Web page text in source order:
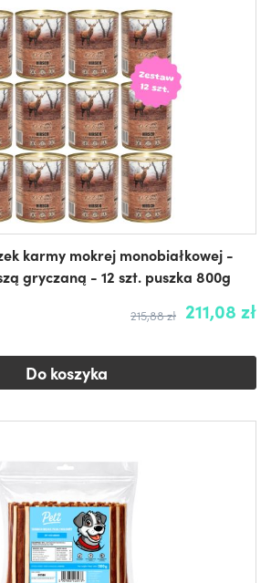
karmy mokrej monobiałkowej -
gryczaną - 12 szt. puszka 800g
211,08 zł
215,88 zł
Do koszyka